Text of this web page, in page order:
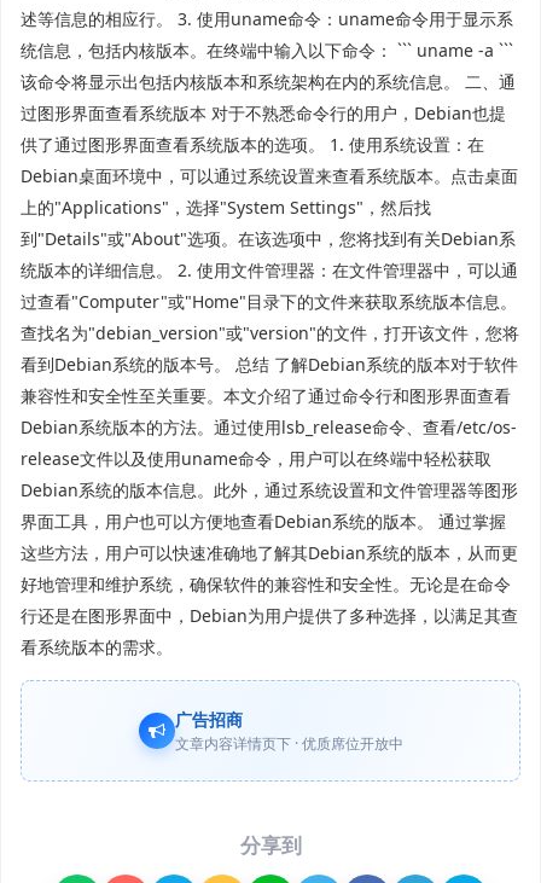
述等信息的相应行。 3. 使用uname命令：uname命令用于显示系
统信息，包括内核版本。在终端中输入以下命令： ``` uname -a ```
该命令将显示出包括内核版本和系统架构在内的系统信息。 二、通
过图形界面查看系统版本 对于不熟悉命令行的用户，Debian也提
供了通过图形界面查看系统版本的选项。 1. 使用系统设置：在
Debian桌面环境中，可以通过系统设置来查看系统版本。点击桌面
上的"Applications"，选择"System Settings"，然后找
到"Details"或"About"选项。在该选项中，您将找到有关Debian系
统版本的详细信息。 2. 使用文件管理器：在文件管理器中，可以通
过查看"Computer"或"Home"目录下的文件来获取系统版本信息。
查找名为"debian_version"或"version"的文件，打开该文件，您将
看到Debian系统的版本号。 总结 了解Debian系统的版本对于软件
兼容性和安全性至关重要。本文介绍了通过命令行和图形界面查看
Debian系统版本的方法。通过使用lsb_release命令、查看/etc/os-
release文件以及使用uname命令，用户可以在终端中轻松获取
Debian系统的版本信息。此外，通过系统设置和文件管理器等图形
界面工具，用户也可以方便地查看Debian系统的版本。 通过掌握
这些方法，用户可以快速准确地了解其Debian系统的版本，从而更
好地管理和维护系统，确保软件的兼容性和安全性。无论是在命令
行还是在图形界面中，Debian为用户提供了多种选择，以满足其查
看系统版本的需求。
广告招商
文章内容详情页下 · 优质席位开放中
分享到